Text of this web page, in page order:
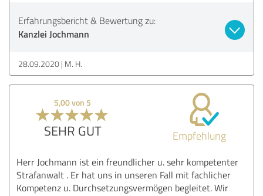
Erfahrungsbericht & Bewertung zu:
Kanzlei Jochmann
28.09.2020 M. H.
5,00 von 5
SEHR GUT Empfehlung
Herr Jochmann ist ein freundlicher u. sehr kompetenter
Strafanwalt . Er hat uns in unseren Fall mit fachlicher
Kompetenz u. Durchsetzungsvermögen begleitet. Wir